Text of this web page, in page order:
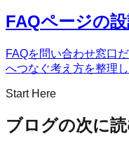
FAQページの
FAQを問い合わせ窓口
へつなぐ考え方を整理し
Start Here
ブログの次に